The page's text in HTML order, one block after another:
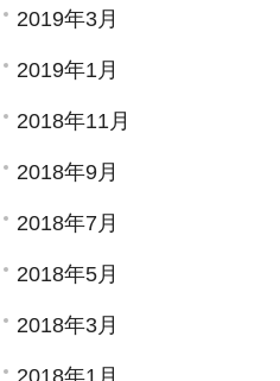
2019年3月
2019年1月
2018年11月
2018年9月
2018年7月
2018年5月
2018年3月